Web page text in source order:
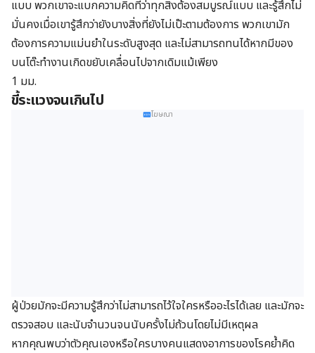
แบบ พวกเขาจะแบกความคิดที่ว่าทุกสิ่งต้องสมบูรณ์แบบ และรู้สึกไม่
มั่นคงเมื่อเขารู้สึกว่ายังบางสิ่งที่ยังไม่เป๊ะตามต้องการ พวกเขามัก
ต้องการความแม่นยำในระดับสูงสุด และไม่สามารถทนได้หากมีของ
บนโต๊ะทำงานเกิดขยับเคลื่อนไปจากเดิมแม้เพียง
1 มม.
ขี้ระแวงจนเกินไป
โฆษณา
ผู้ป่วยมักจะมีความรู้สึกว่าไม่สามารถไว้ใจใครหรืออะไรได้เลย และมักจะ
ตรวจสอบ และนับจำนวนจนนับครั้งไม่ถ้วนโดยไม่มีเหตุผล
หากคุณพบว่าตัวคุณเองหรือใครบางคนแสดงอาการของโรคย้ำคิด